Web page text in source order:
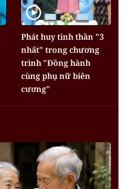
Phát huy tinh thần "3
nhất" trong chương
trình "Đồng hành
cùng phụ nữ biên
cương"